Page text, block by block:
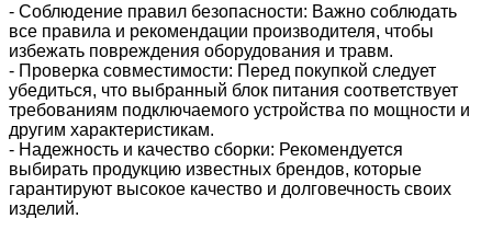
- Соблюдение правил безопасности: Важно соблюдать
все правила и рекомендации производителя, чтобы
избежать повреждения оборудования и травм.
- Проверка совместимости: Перед покупкой следует
убедиться, что выбранный блок питания соответствует
требованиям подключаемого устройства по мощности и
другим характеристикам.
- Надежность и качество сборки: Рекомендуется
выбирать продукцию известных брендов, которые
гарантируют высокое качество и долговечность своих
изделий.